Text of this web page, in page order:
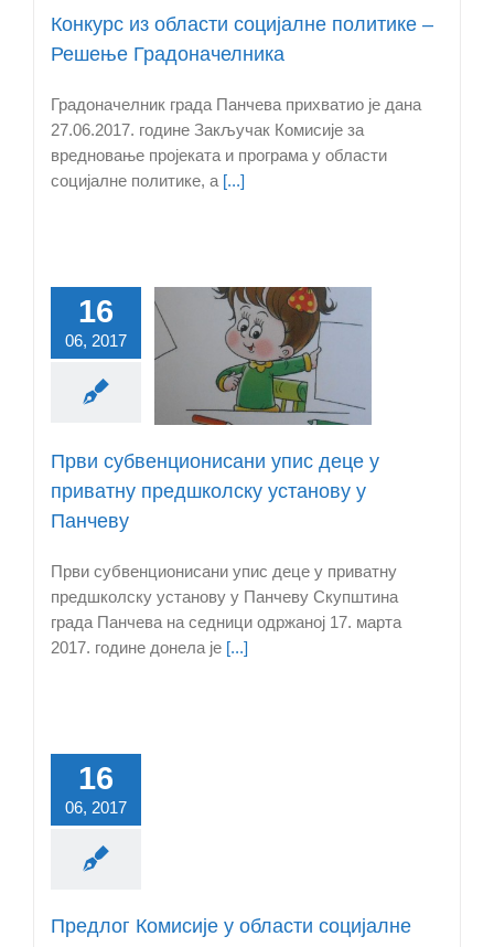
Конкурс из области социјалне политике –
Решење Градоначелника
Градоначелник града Панчева прихватио је дана
27.06.2017. године Закључак Комисије за
вредновање пројеката и програма у области
социјалне политике, а [...]
16
06, 2017
Први субвенционисани упис деце у
приватну предшколску установу у
Панчеву
Први субвенционисани упис деце у приватну
предшколску установу у Панчеву Скупштина
града Панчева на седници одржаној 17. марта
2017. године донела је [...]
16
06, 2017
Предлог Комисије у области социјалне